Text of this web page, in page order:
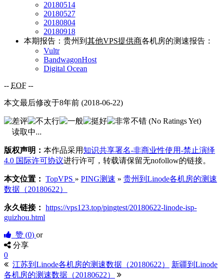
20180514
20180527
20180804
20180918
本期报告：贵州到 其他VPS提供商各机房的测速报告：
Vultr
BandwagonHost
Digital Ocean
-- EOF --
本文最后修改于8年前 (2018-06-22)
(No Ratings Yet)
读取中...
版权声明： 本作品采用知识共享署名-非商业性使用-禁止演绎
4.0 国际许可协议进行许可，转载请保留无nofollow的链接。
本文位置： TopVPS » PING测速 » 贵州到Linode各机房的测速
数据（20180622）
永久链接： https://vps123.top/pingtest/20180622-linode-isp-
guizhou.html
赞 (0) or
分享
0
江苏到Linode各机房的测速数据（20180622）
新疆到Linode
各机房的测速数据（20180622）